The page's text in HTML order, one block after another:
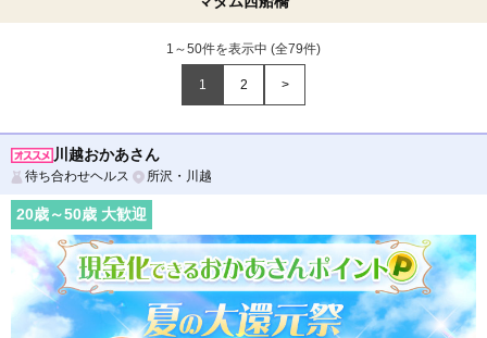
1～50件を表示中 (全79件)
1 2 >
川越おかあさん
待ち合わせヘルス 所沢・川越
20歳～50歳 大歓迎